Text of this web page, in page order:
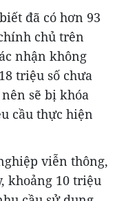
đã có hơn 93
chủ trên
nhận không
triệu số chưa
sẽ bị khóa
cầu thực hiện
viễn thông,
khoảng 10 triệu